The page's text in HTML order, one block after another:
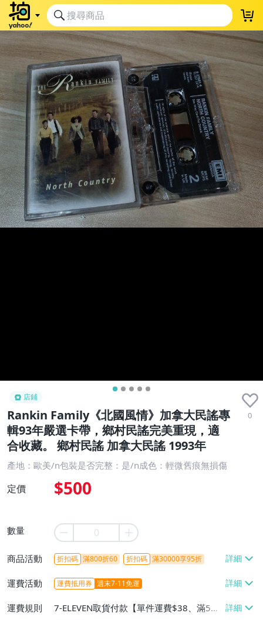
店鋪
Rankin Family《北國風情》加拿大民謠專
輯93年嚴選卡帶，鄉村民謠完美重現，適
合收藏。 鄉村民謠 加拿大民謠 1993年
0
產地：歐美/n包裝是否完整：是/n成色：輕微舊痕無損傷
定價 $500
數量
商品活動 折扣碼 滿800折60 折扣碼 滿30000享95折
運費活動 運費抵用券 週末7-11免運
運費規則
7-ELEVEN取貨付款【單件運費$38、滿5件